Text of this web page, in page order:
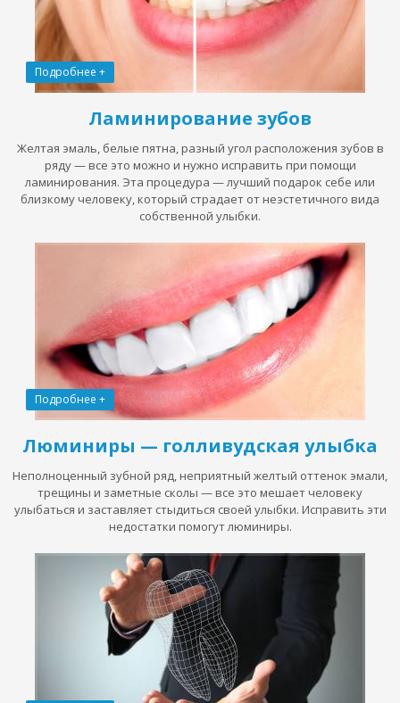
Подробнее +
Ламинирование зубов
Желтая эмаль, белые пятна, разный угол расположения зубов в
ряду — все это можно и нужно исправить при помощи
ламинирования. Эта процедура — лучший подарок себе или
близкому человеку, который страдает от неэстетичного вида
собственной улыбки.
Подробнее +
Люминиры — голливудская улыбка
Неполноценный зубной ряд, неприятный желтый оттенок эмали,
трещины и заметные сколы — все это мешает человеку
улыбаться и заставляет стыдиться своей улыбки. Исправить эти
недостатки помогут люминиры.